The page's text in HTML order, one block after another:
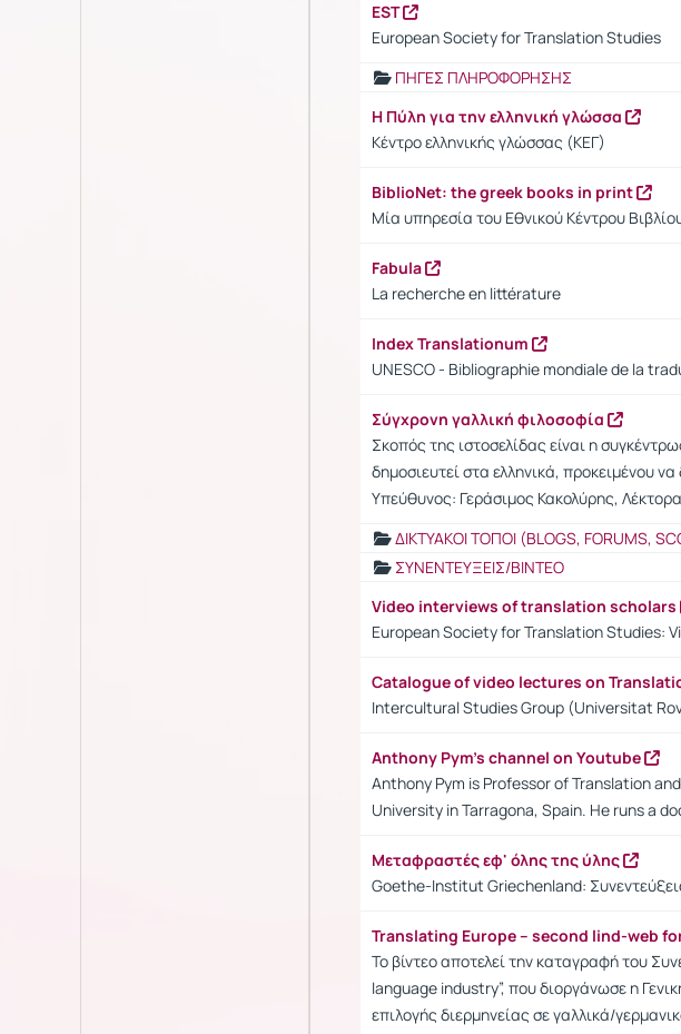
EST
European Society for Translation Studies
ΠΗΓΕΣ ΠΛΗΡΟΦΟΡΗΣΗΣ
Η Πύλη για την ελληνική γλώσσα
Κέντρο ελληνικής γλώσσας (ΚΕΓ)
BiblioNet: the greek books in print
Μία υπηρεσία του Εθνικού Κέντρου
Fabula
La recherche en littérature
Index Translationum
UNESCO - Bibliographie mondiale de la
Σύγχρονη γαλλική φιλοσοφία
Σκοπός της ιστοσελίδας είναι η
δημοσιευτεί στα ελληνικά, προκειμένου
Υπεύθυνος: Γεράσιμος Κακολύρης,
ΔΙΚΤΥΑΚΟΙ ΤΟΠΟΙ (BLOGS, FORUMS,
ΣΥΝΕΝΤΕΥΞΕΙΣ/ΒΙΝΤΕΟ
Video interviews of translation scholars
European Society for Translation Studies:
Catalogue of video lectures on
Intercultural Studies Group (Universitat
Anthony Pym's channel on Youtube
Anthony Pym is Professor of Translation
University in Tarragona, Spain. He runs a
Μεταφραστές εφ' όλης της ύλης
Goethe-Institut Griechenland:
Translating Europe – second lind-web
Το βίντεο αποτελεί την καταγραφή του
language industry”, που διοργάνωσε η
επιλογής διερμηνείας σε γαλλικά/